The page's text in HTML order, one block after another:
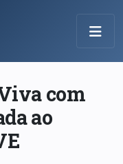
com
ao